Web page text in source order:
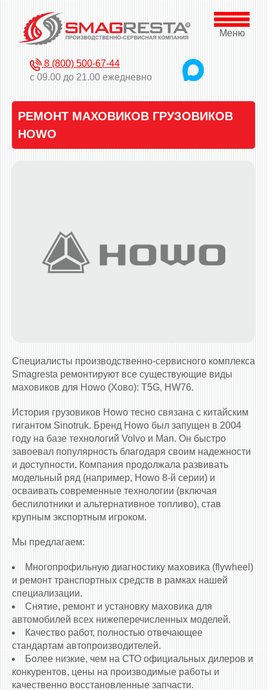
Меню
8 (800) 500-67-44
с 09.00 до 21.00 ежедневно
РЕМОНТ МАХОВИКОВ ГРУЗОВИКОВ
HOWO
Специалисты производственно-сервисного комплекса
Smagresta ремонтируют все существующие виды
маховиков для Howo (Хово): T5G, HW76.
История грузовиков Howo тесно связана с китайским
гигантом Sinotruk. Бренд Howo был запущен в 2004
году на базе технологий Volvo и Man. Он быстро
завоевал популярность благодаря своим надежности
и доступности. Компания продолжала развивать
модельный ряд (например, Howo 8-й серии) и
осваивать современные технологии (включая
беспилотники и альтернативное топливо), став
крупным экспортным игроком.
Мы предлагаем:
Многопрофильную диагностику маховика (flywheel)
и ремонт транспортных средств в рамках нашей
специализации.
Снятие, ремонт и установку маховика для
автомобилей всех нижеперечисленных моделей.
Качество работ, полностью отвечающее
стандартам автопроизводителей.
Более низкие, чем на СТО официальных дилеров и
конкурентов, цены на производимые работы и
качественно восстановленные запчасти.